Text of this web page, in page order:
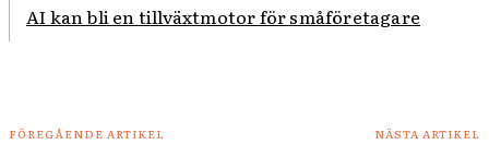
AI kan bli en tillväxtmotor för småföretagare
FÖREGÅENDE ARTIKEL NÄSTA ARTIKEL